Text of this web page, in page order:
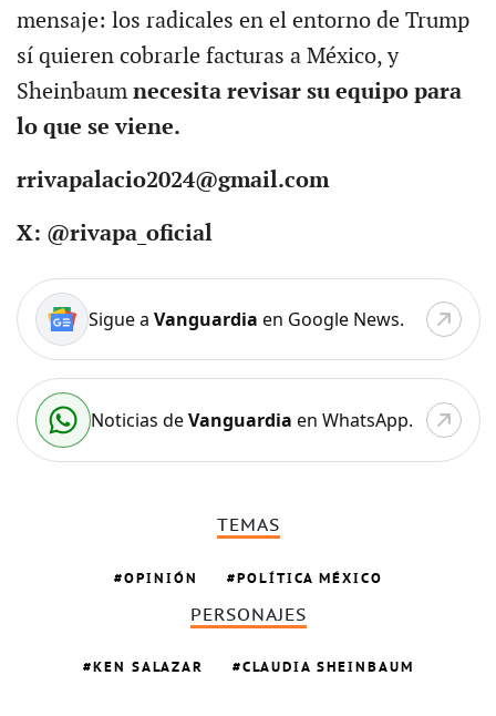
mensaje: los radicales en el entorno de Trump
sí quieren cobrarle facturas a México, y
Sheinbaum necesita revisar su equipo para
lo que se viene.
rrivapalacio2024@gmail.com
X: @rivapa_oficial
Sigue a Vanguardia en Google News.
Noticias deVanguardia en WhatsApp.
TEMAS
OPINIÓN POLÍTICA MÉXICO
PERSONAJES
KEN SALAZAR CLAUDIA SHEINBAUM